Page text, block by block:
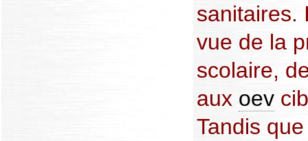
sanitaires.
vue de la
scolaire,
aux oev
Tandis